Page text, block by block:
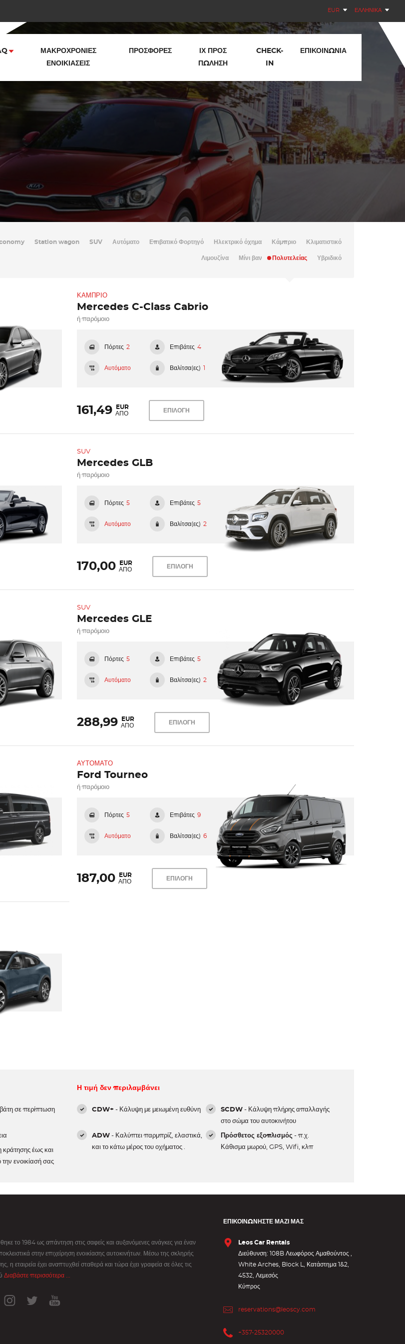
ΕΛΛΗΝΙΚΆ
EUR
ΜΑΚΡΟΧΡΌΝΙΕΣ
ΕΝΟΙΚΙΆΣΕΙΣ
ΠΡΟΣΦΟΡΈΣ
ΙΧ ΠΡΟΣ
ΠΏΛΗΣΗ
CHECK-
IN
ΕΠΙΚΟΙΝΩΝΊΑ
Station wagon SUV Αυτόματο Επιβατικό Φορτηγό Ηλεκτρικό όχημα Κάμπριο Κλιματιστικό
Λιμουζίνα Μίνι βαν Πολυτελείας Υβριδικό
ΚΆΜΠΡΙΟ
Mercedes C-Class Cabrio
ή παρόμοιο
Πόρτες 2 Επιβάτες 4
Αυτόματο Βαλίτσα(ες) 1
161,49
EUR
ΑΠΟ
ΕΠΙΛΟΓΗ
SUV
Mercedes GLB
ή παρόμοιο
Πόρτες 5 Επιβάτες 5
Αυτόματο Βαλίτσα(ες) 2
170,00
EUR
ΑΠΟ
ΕΠΙΛΟΓΗ
SUV
Mercedes GLE
ή παρόμοιο
Πόρτες 5 Επιβάτες 5
Αυτόματο Βαλίτσα(ες) 2
288,99
EUR
ΑΠΟ
ΕΠΙΛΟΓΗ
ΑΥΤΌΜΑΤΟ
Ford Tourneo
ή παρόμοιο
Πόρτες 5 Επιβάτες 9
Αυτόματο Βαλίτσα(ες) 6
187,00
EUR
ΑΠΟ
ΕΠΙΛΟΓΗ
σε περίπτωση
έως και
ενοικίασή σας
Η τιμή δεν περιλαμβάνει
CDW+ - Κάλυψη με μειωμένη ευθύνη SCDW- Κάλυψη πλήρης απαλλαγής
στο σώμα του αυτοκινήτου
ADW - Καλύπτει παρμπρίζ, ελαστικά,
και το κάτω μέρος του οχήματος .
Πρόσθετος εξοπλισμός - π.χ.
Κάθισμα μωρού, GPS, Wifi, κλπ
το 1984 ως απάντηση στις σαφείς και αυξανόμενες ανάγκες για έναν
στην επιχείρηση ενοικίασης αυτοκινήτων. Μέσω της σκληρής
η εταιρεία έχει αναπτυχθεί σταθερά και τώρα έχει γραφεία σε όλες τις
Διαβάστε περισσότερα ...
ΕΠΙΚΟΙΝΩΝΉΣΤΕ ΜΑΖΊ ΜΑΣ
Leos Car Rentals
Διεύθυνση: 108B Λεωφόρος Αμαθούντος ,
White Arches, Block L, Κατάστημα 1&2,
4532, Λεμεσός
Κύπρος
reservations@leoscy.com
+357-25320000